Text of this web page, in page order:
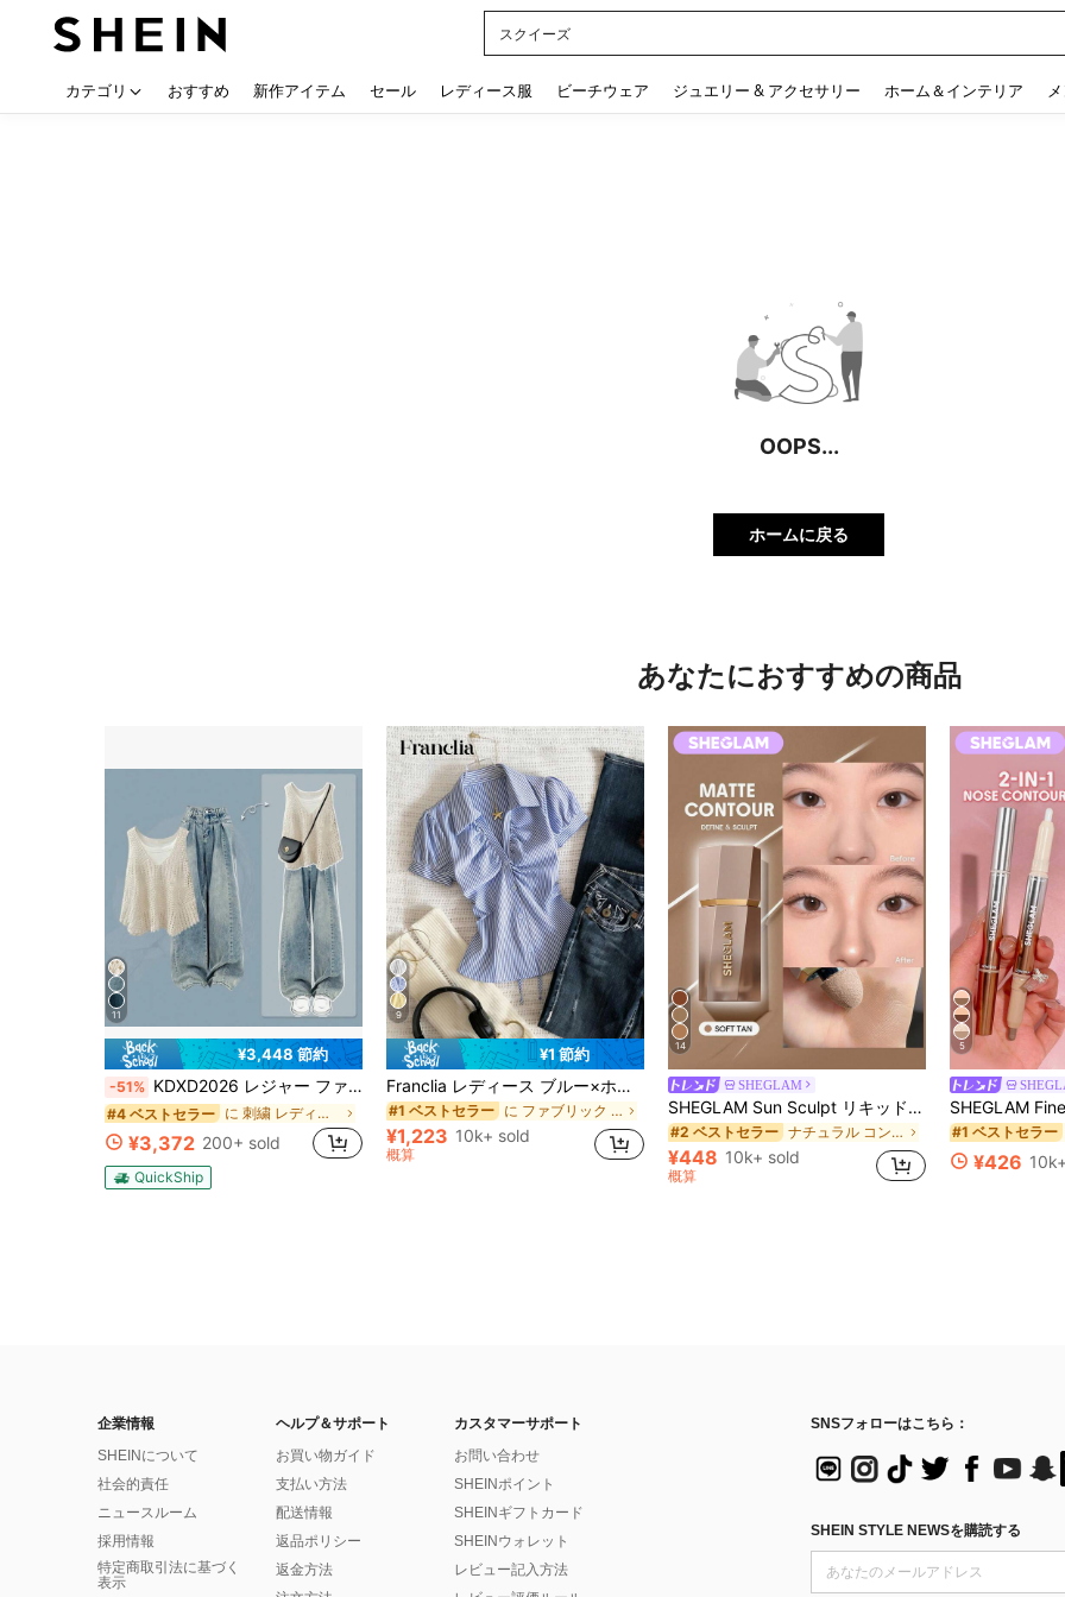
スクイーズ
カテゴリ おすすめ 新作アイテム セール レディース服 ビーチウェア ジュエリー & アクセサリー ホーム＆インテリア
OOPS...
ホームに戻る
あなたにおすすめの商品
11
¥3,448 節約
-51% KDXD2026 レジャー ファッション ロングサイズ 夏服 女性 ワイルドスタイル ボア付きトップス ワイルドスタイル ロングスカート 3点セット UVカット 軽量 通気性 袖付き ヒップカバー効果 通気性抜群 サイズ豊富
#4 ベストセラー に 刺繍 レディースコーデ
¥3,372 200+ sold
QuickShip
9
¥1 節約
Franclia レディース ブルー×ホワイト ストライプ ボタン付きシャーリング Vネックシャツ 夏向け エフォートレスシック ブラウス 通学・新学期向け 春カジュアル
#1 ベストセラー に ファブリック 柔らかなオフィスブラウス
売り切れ間近！
#1 ベストセラー に ファブリック 柔らかなオフィスブラウス
売り切れ間近！
#1 ベストセラー に ファブリック 柔らかなオフィスブラウス
売り切れ間近！
#1 ベストセラー に ファブリック 柔らかなオフィスブラウス
売り切れ間近！
¥1,223 10k+ sold
概算
14
SHEGLAM
SHEGLAM Sun Sculpt リキッドコンター-Soft Tan ノーズシャドウ シェーディング 女性と女の子のためのブランドビューティーコスメメイクアップ
#2 ベストセラー
(1000+)
#2 ベストセラー
ナチュラル コントゥア＆ブロンザー
(1000+)
#2 ベストセラー
ナチュラル コントゥア＆ブロンザー
(1000+)
#2 ベストセラー
ナチュラル コントゥア＆ブロンザー
¥448 10k+ sold
概算
5
#1 ベストセラー
¥426
企業情報
SHEINについて
社会的責任
ニュースルーム
採用情報
特定商取引法に基づく
表示
ヘルプ＆サポート
お買い物ガイド
支払い方法
配送情報
返品ポリシー
返金方法
カスタマーサポート
お問い合わせ
SHEINポイント
SHEINギフトカード
SHEINウォレット
レビュー記入方法
SNSフォローはこちら：
SHEIN STYLE NEWSを購読する